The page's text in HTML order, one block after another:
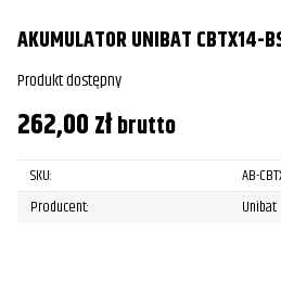
AKUMULATOR UNIBAT CBTX14-
Produkt dostępny
262,00złbrutto
SKU:
AB-
Producent:
Unibat